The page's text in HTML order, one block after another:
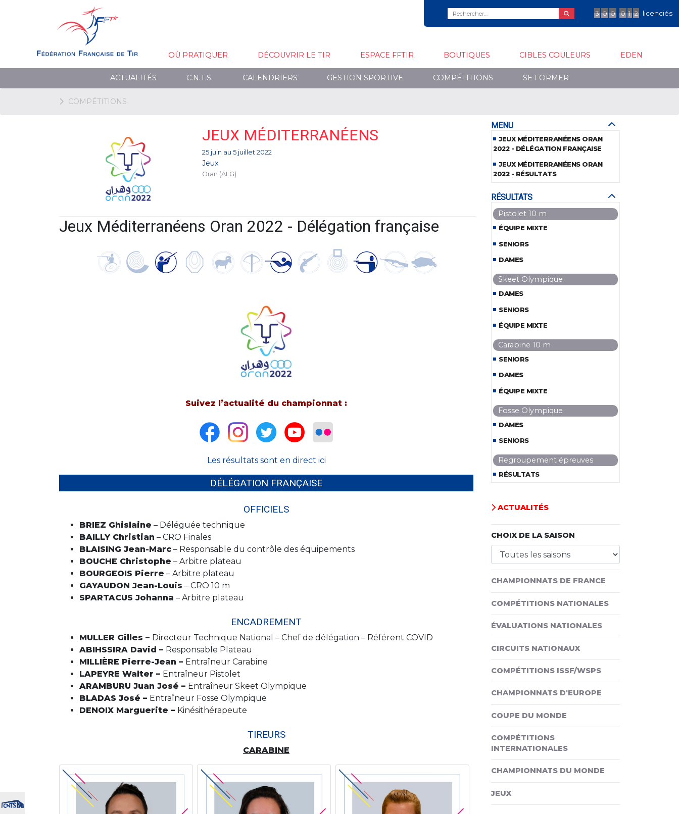
3 0 0 0 1 2 licenciés
OÙ PRATIQUER DÉCOUVRIR LE TIR ESPACE FFTIR BOUTIQUES CIBLES COULEURS EDEN
ACTUALITÉS C.N.T.S. CALENDRIERS GESTION SPORTIVE COMPÉTITIONS SE FORMER
COMPÉTITIONS
JEUX MÉDITERRANÉENS
25 juin au 5 juillet 2022
Jeux
Oran (ALG)
Jeux Méditerranéens Oran 2022 - Délégation française
Suivez l’actualité du championnat :
Les résultats sont en direct ici
DÉLÉGATION FRANÇAISE
OFFICIELS
BRIEZ Ghislaine – Déléguée technique
BAILLY Christian – CRO Finales
BLAISING Jean-Marc – Responsable du contrôle des équipements
BOUCHE Christophe – Arbitre plateau
BOURGEOIS Pierre – Arbitre plateau
GAYAUDON Jean-Louis – CRO 10 m
SPARTACUS Johanna – Arbitre plateau
ENCADREMENT
MULLER Gilles – Directeur Technique National – Chef de délégation – Référent COVID
ABIHSSIRA David – Responsable Plateau
MILLIÈRE Pierre-Jean – Entraîneur Carabine
LAPEYRE Walter – Entraîneur Pistolet
ARAMBURU Juan José – Entraîneur Skeet Olympique
BLADAS José – Entraîneur Fosse Olympique
DENOIX Marguerite – Kinésithérapeute
TIREURS
CARABINE
MENU
JEUX MÉDITERRANÉENS ORAN
2022 - DÉLÉGATION FRANÇAISE
JEUX MÉDITERRANÉENS ORAN
2022 - RÉSULTATS
RÉSULTATS
Pistolet 10 m
ÉQUIPE MIXTE
SENIORS
DAMES
Skeet Olympique
DAMES
SENIORS
ÉQUIPE MIXTE
Carabine 10 m
SENIORS
DAMES
ÉQUIPE MIXTE
Fosse Olympique
DAMES
SENIORS
Regroupement épreuves
RÉSULTATS
ACTUALITÉS
CHOIX DE LA SAISON
CHAMPIONNATS DE FRANCE
COMPÉTITIONS NATIONALES
ÉVALUATIONS NATIONALES
CIRCUITS NATIONAUX
COMPÉTITIONS ISSF/WSPS
CHAMPIONNATS D'EUROPE
COUPE DU MONDE
COMPÉTITIONS
INTERNATIONALES
CHAMPIONNATS DU MONDE
JEUX